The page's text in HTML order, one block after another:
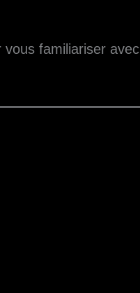
familiariser